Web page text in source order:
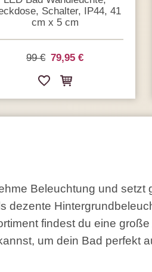
Schalter, IP44, 41
cm x 5 cm
99 € 79,95 €
Beleuchtung und setzt
dezente
findest du eine
um dein Bad perfekt